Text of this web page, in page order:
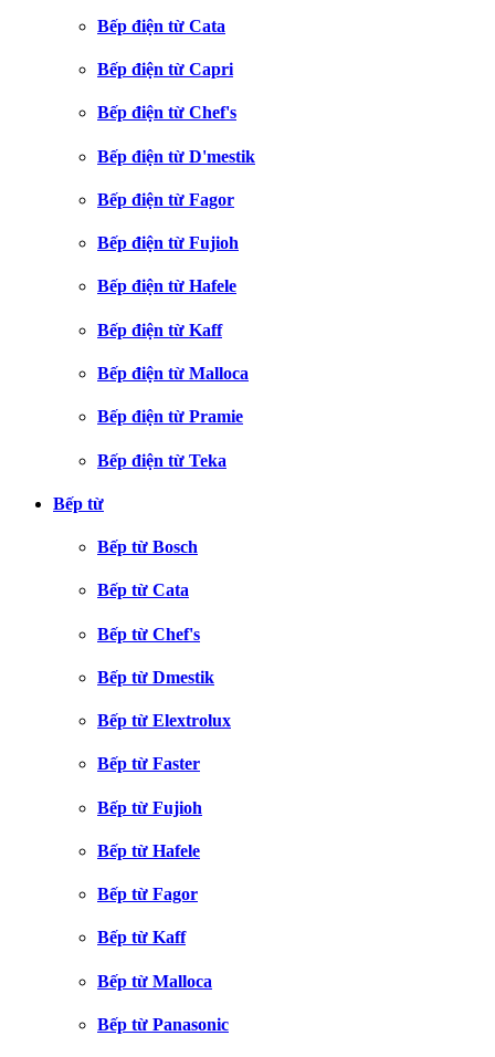
Bếp điện từ Cata
Bếp điện từ Capri
Bếp điện từ Chef's
Bếp điện từ D'mestik
Bếp điện từ Fagor
Bếp điện từ Fujioh
Bếp điện từ Hafele
Bếp điện từ Kaff
Bếp điện từ Malloca
Bếp điện từ Pramie
Bếp điện từ Teka
Bếp từ
Bếp từ Bosch
Bếp từ Cata
Bếp từ Chef's
Bếp từ Dmestik
Bếp từ Elextrolux
Bếp từ Faster
Bếp từ Fujioh
Bếp từ Hafele
Bếp từ Fagor
Bếp từ Kaff
Bếp từ Malloca
Bếp từ Panasonic